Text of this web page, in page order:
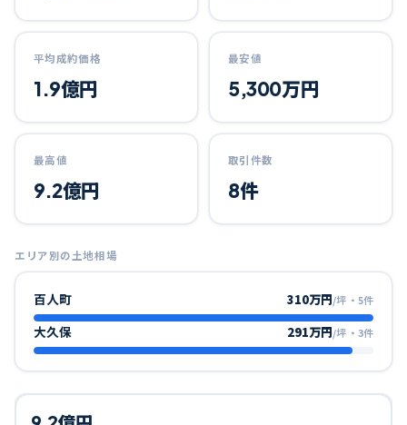
平均成約価格
1.9億円
最安値
5,300万円
最高値
9.2億円
取引件数
8件
エリア別の土地相場
百人町 310万円/坪 ・ 5件
大久保 291万円/坪 ・ 3件